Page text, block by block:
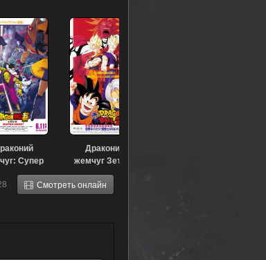
Смотреть онлайн
Супер
(2022)
Драконий
жемчуг Зет 10:
Второе
пришествие